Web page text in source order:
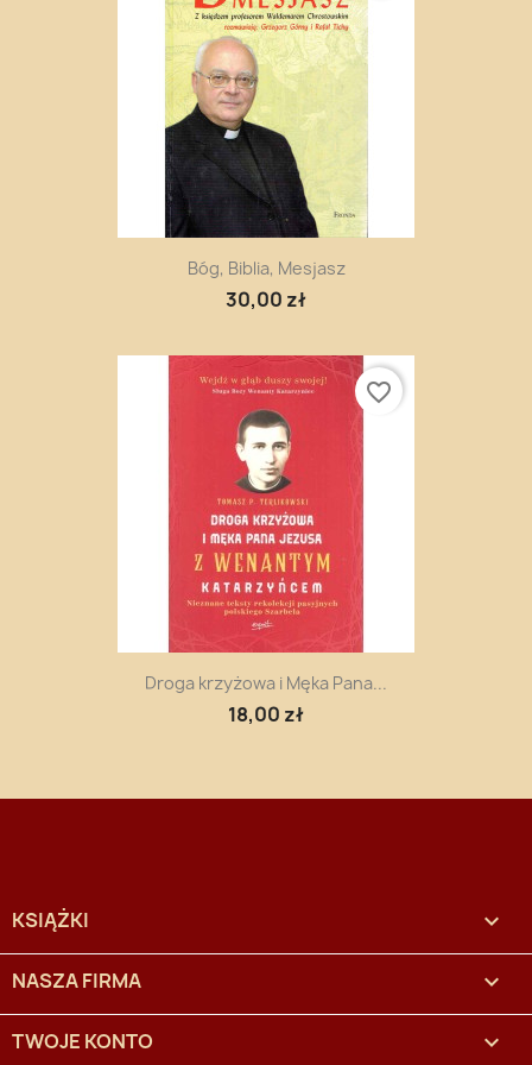
Bóg, Biblia, Mesjasz
30,00 zł
Droga krzyżowa i Męka Pana...
18,00 zł
favorite_border
KSIĄŻKI 
NASZA FIRMA 
TWOJE KONTO 